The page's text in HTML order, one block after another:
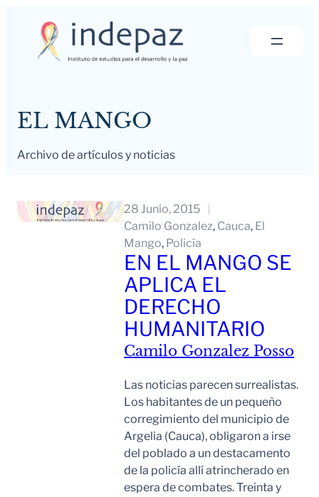
EL MANGO
Archivo de artículos y noticias
28 Junio, 2015
Camilo Gonzalez, Cauca, El
Mango, Policía
EN EL MANGO SE
APLICA EL
DERECHO
HUMANITARIO
Camilo Gonzalez Posso
Las noticias parecen surrealistas.
Los habitantes de un pequeño
corregimiento del municipio de
Argelia (Cauca), obligaron a irse
del poblado a un destacamento
de la policía allí atrincherado en
espera de combates. Treinta y